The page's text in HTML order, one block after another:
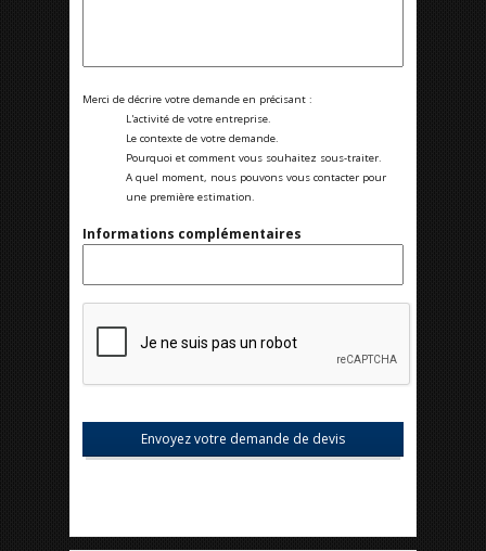
Merci de décrire votre demande en précisant :
L'activité de votre entreprise.
Le contexte de votre demande.
Pourquoi et comment vous souhaitez sous-traiter.
A quel moment, nous pouvons vous contacter pour
une première estimation.
Informations complémentaires